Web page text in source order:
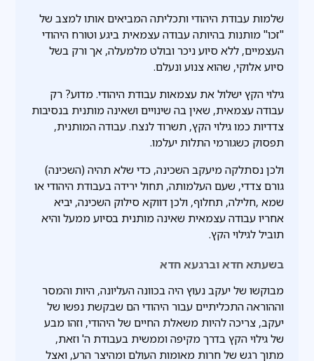
שלמות עבודת היהודי ותכליתה המביאים אותו למצב של
"זכו" מותנות בהיותה עבודה עצמאית ביגע וטורח היהודי
העצמיים, ללא סיוע ניכר ובולט מלמעלה, אך ורק בשל
סיוע אלוקי, שהוא צנוע ונעלם.
גילוי הקץ ישלול את עצמאות עבודת היהודי. מדוע? רק
עבודה עצמאית, שאין בה שינויים ושאינה מותנית בנסיבות
צדדיות כמו גילוי הקץ, תשרוד לנצח. עבודה המותנית,
תפסוק כשגורמי התלות יעלמו.
ולכן נסתלקה מיעקב השכינה, כדי שלא תהיה (השכינה)
גורם צדדי, שעם העלמותה, תחול ירידה בעבודת היהודי או
שמא ,חלילה, תחלוף, ולכן דווקא סילוק השכינה, יביא
אחריו עבודה עצמאית שאינה מותנית בסיוע ממעל והיא
תוביל לגילוי הקץ.
בשעתא חדא וברגעא חדא
מבוקשו של יעקב נעוץ היה בכוונה העליונה, היות והמסר
וההוראה התכליתיים עבור היהודי הם שבקשת נפשו של
יעקב, צריכה להיות משאלת החיים של היהודי, וזהו מבע
של גילוי הקץ בדרך מקיפה וממשית בעבודת ה' וזאת,
מתוך רגש של חרות מאומות העולם ומהיצר הרע, ואצל